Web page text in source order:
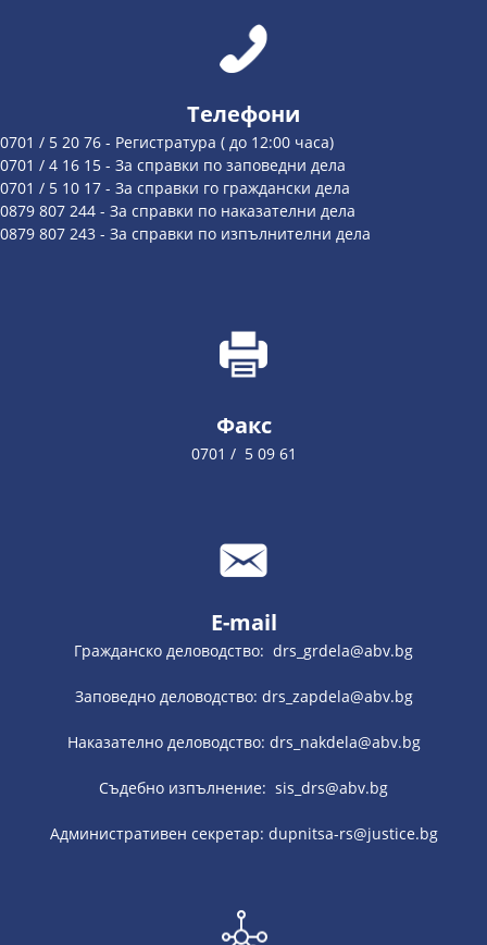
Телефони
0701 / 5 20 76 - Регистратура ( до 12:00 часа)
0701 / 4 16 15 - За справки по заповедни дела
0701 / 5 10 17 - За справки го граждански дела
0879 807 244 - За справки по наказателни дела
0879 807 243 - За справки по изпълнителни дела
Факс
0701 / 5 09 61
E-mail
Гражданско деловодство: drs_grdela@abv.bg
Заповедно деловодство: drs_zapdela@abv.bg
Наказателно деловодство: drs_nakdela@abv.bg
Съдебно изпълнение: sis_drs@abv.bg
Административен секретар: dupnitsa-rs@justice.bg